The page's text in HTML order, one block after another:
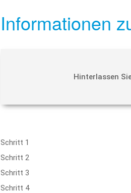
Informationen
Hinterlassen
Schritt 1
Schritt 2
Schritt 3
Schritt 4